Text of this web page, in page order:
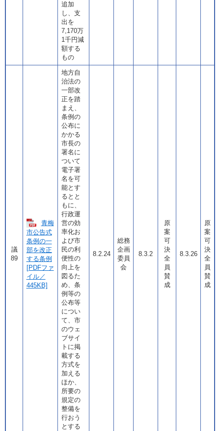
追加
し、支
出を
7,170万
1千円減
額する
もの
議
89
青梅
市公告式
条例の一
部を改正
する条例
[PDFファ
イル／
445KB]
地方自
治法の
一部改
正を踏
まえ、
条例の
公布に
かかる
市長の
署名に
ついて
電子署
名を可
能とす
るとと
もに、
行政運
営の効
率化お
よび市
民の利
便性の
向上を
図るた
め、条
例等の
公布等
につい
て、市
のウェ
ブサイ
トに掲
載する
方式を
加える
ほか、
所要の
規定の
整備を
行おう
とする
8.2.24
総務
企画
委員
会
8.3.2
原
案
可
決
全
員
賛
成
8.3.26
原
案
可
決
全
員
賛
成